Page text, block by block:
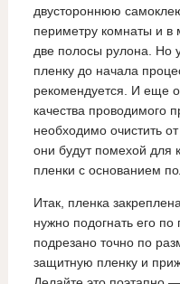
двустороннюю
периметру комнаты и в
две полосы рулона. Но
пленку до начала
рекомендуется. И еще
качества проводимого
необходимо очистить
они будут помехой для
пленки с основанием
Итак, пленка
нужно подогнать его
подрезано точно по
защитную пленку и